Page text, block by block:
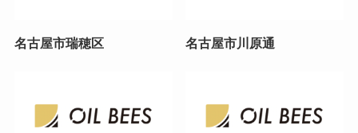
名古屋市瑞穂区 名古屋市川原通